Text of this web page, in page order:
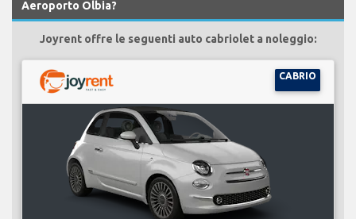
Aeroporto Olbia?
Joyrent offre le seguenti auto cabriolet a noleggio:
CABRIO